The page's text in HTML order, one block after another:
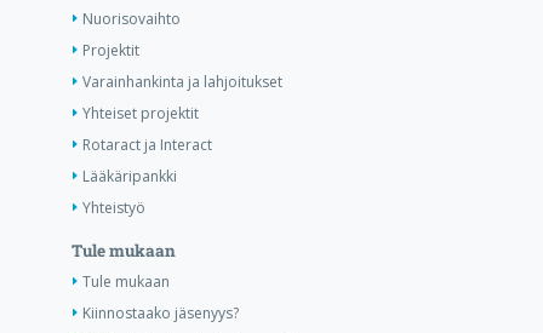
Nuorisovaihto
Projektit
Varainhankinta ja lahjoitukset
Yhteiset projektit
Rotaract ja Interact
Lääkäripankki
Yhteistyö
Tule mukaan
Tule mukaan
Kiinnostaako jäsenyys?